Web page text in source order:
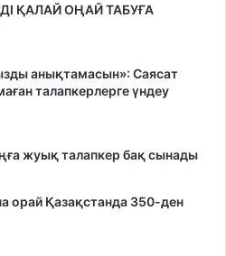
ҚАЛАЙ ОҢАЙ ТАБУҒА
анықтамасын»: Саясат
талапкерлерге үндеу
жуық талапкер бақ сынады
орай Қазақстанда 350-ден